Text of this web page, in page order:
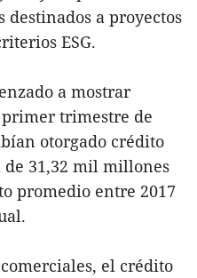
destinados a proyectos
ESG.
a mostrar
trimestre de
otorgado crédito
31,32 mil millones
promedio entre 2017
el crédito